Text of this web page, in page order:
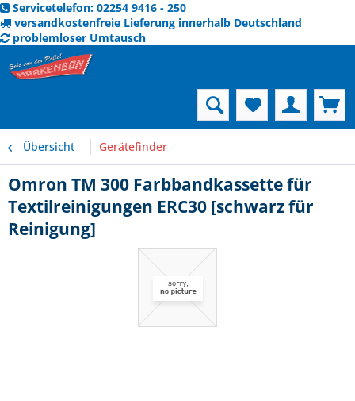
Servicetelefon: 02254 9416 - 250
versandkostenfreie Lieferung innerhalb Deutschland
problemloser Umtausch
Übersicht Gerätefinder
Omron TM 300 Farbbandkassette für
Textilreinigungen ERC30 [schwarz für
Reinigung]